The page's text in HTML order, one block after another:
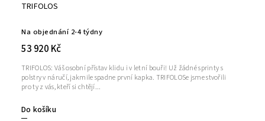
TRIFOLOS
Na objednání 2-4 týdny
53 920 Kč
Do košíku
TRIFOLOS: Váš osobní přístav klidu i v letní bouři! Už žádné sprinty s
polstry v náručí, jakmile spadne první kapka. TRIFOLOSe jsme stvořili
pro ty z vás, kteří si chtějí...